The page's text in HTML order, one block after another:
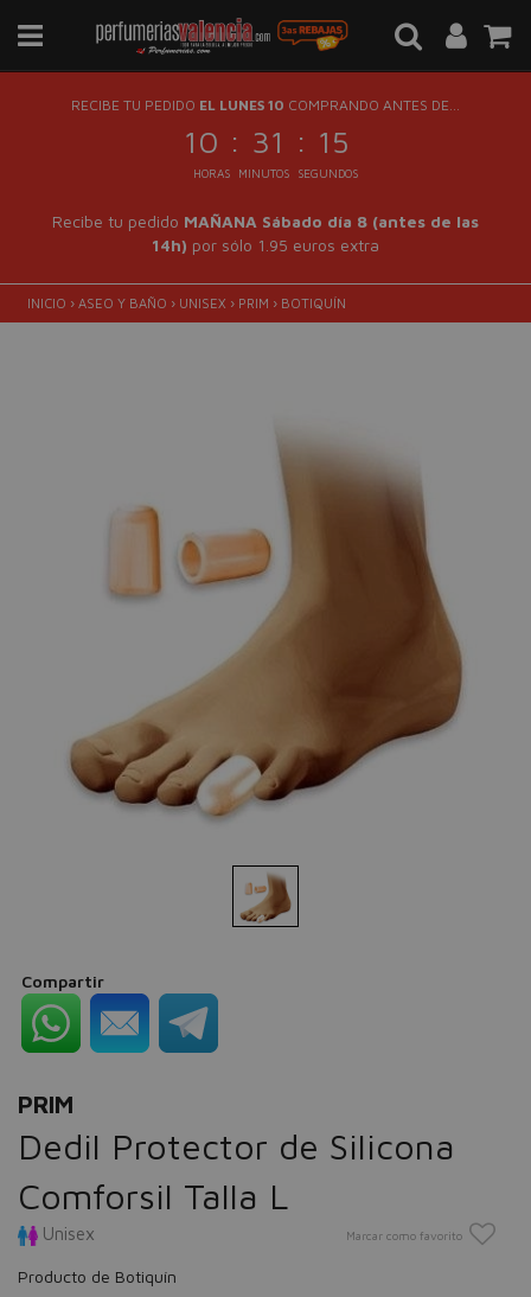
RECIBE TU PEDIDO EL LUNES 10 COMPRANDO ANTES DE...
10 : 31 : 14
HORAS MINUTOS SEGUNDOS
Recibe tu pedido MAÑANA Sábado día 8 (antes de las
14h) por sólo 1.95 euros extra
INICIO › ASEO Y BAÑO › UNISEX › PRIM › BOTIQUÍN
Compartir
PRIM
Dedil Protector de Silicona
Comforsil Talla L
Unisex Marcar como favorito
Producto de Botiquín